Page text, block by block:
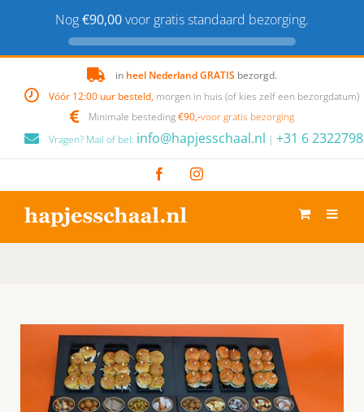
Nog€90,00voor gratis standaard bezorging.
content
in heel Nederland GRATIS bezorgd.
Vóór 12:00 uur besteld, morgen in huis (of kies zelf een bezorgdatum)
Minimale besteding€90,-voor gratis bezorging
Vragen? Mail of bel: info@hapjesschaal.nl | +31 6
FacebookInstagram